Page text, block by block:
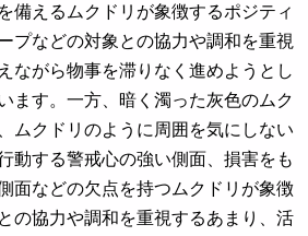
備えるムクドリが象徴するポジティ
プなどの対象との協力や調和を重視
ながら物事を滞りなく進めようとし
ます。一方、暗く濁った灰色のムク
ムクドリのように周囲を気にしない
動する警戒心の強い側面、損害をも
面などの欠点を持つムクドリが象徴
の協力や調和を重視するあまり、活